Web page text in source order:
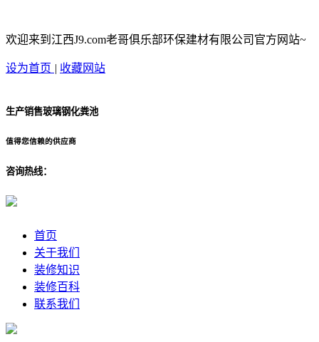
欢迎来到江西J9.com老哥俱乐部环保建材有限公司官方网站~
设为首页 | 收藏网站
生产销售玻璃钢化粪池
值得您信赖的供应商
咨询热线：
首页
关于我们
装修知识
装修百科
联系我们